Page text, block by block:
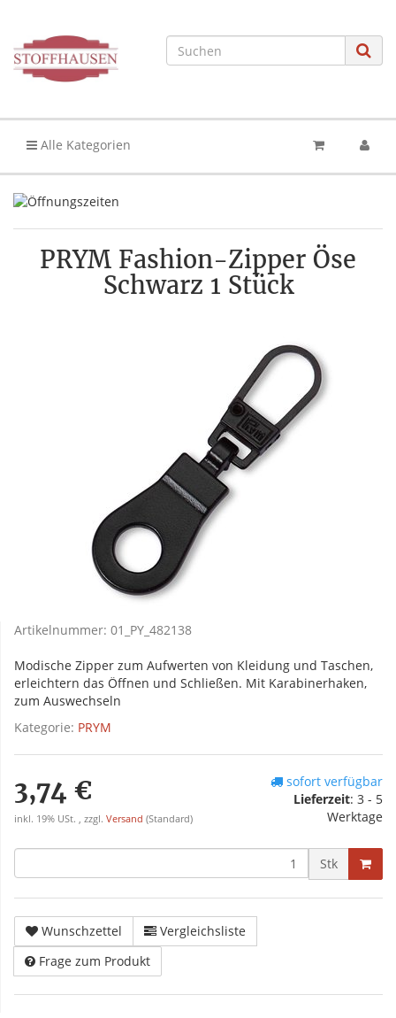
Alle Kategorien
PRYM Fashion-Zipper Öse
Schwarz 1 Stück
Artikelnummer: 01_PY_482138
Modische Zipper zum Aufwerten von Kleidung und Taschen,
erleichtern das Öffnen und Schließen. Mit Karabinerhaken,
zum Auswechseln
Kategorie: PRYM
3,74 €
inkl. 19% USt. , zzgl. Versand (Standard)
sofort verfügbar
Lieferzeit: 3 - 5
Werktage
Stk
Wunschzettel
Vergleichsliste
Frage zum Produkt